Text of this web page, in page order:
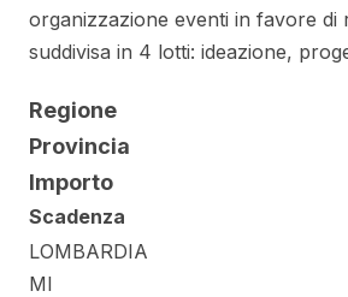
organizzazione eventi in favore di
suddivisa in 4 lotti: ideazione,
Regione
Provincia
Importo
Scadenza
LOMBARDIA
MI